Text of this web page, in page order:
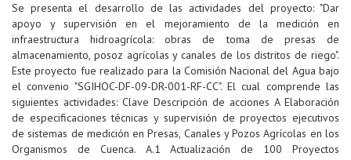
Se presenta el desarrollo de las actividades del proyecto: "Dar
apoyo y supervisión en el mejoramiento de la medición en
infraestructura hidroagrícola: obras de toma de presas de
almacenamiento, posoz agrícolas y canales de los distritos de riego".
Este proyecto fue realizado para la Comisión Nacional del Agua bajo
el convenio "SGIHOC-DF-09-DR-001-RF-CC". El cual comprende las
siguientes actividades: Clave Descripción de acciones A Elaboración
de especificaciones técnicas y supervisión de proyectos ejecutivos
de sistemas de medición en Presas, Canales y Pozos Agrícolas en los
Organismos de Cuenca. A.1 Actualización de 100 Proyectos